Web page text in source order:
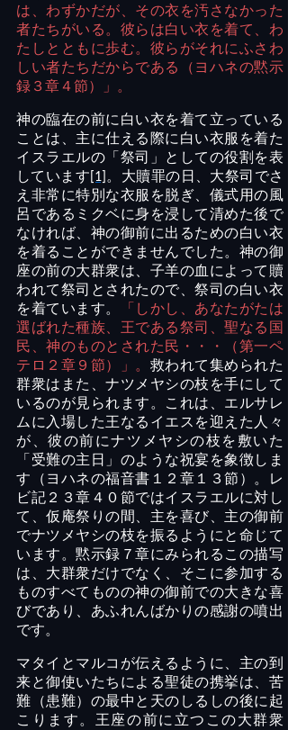
は、わずかだが、その衣を汚さなかった
者たちがいる。彼らは白い衣を着て、わ
たしとともに歩む。彼らがそれにふさわ
しい者たちだからである（ヨハネの黙示
録３章４節）」。
神の臨在の前に白い衣を着て立っている
ことは、主に仕える際に白い衣服を着た
イスラエルの「祭司」としての役割を表
しています [1] 。大贖罪の日、大祭司でさ
え非常に特別な衣服を脱ぎ、儀式用の風
呂であるミクベに身を浸して清めた後で
なければ、神の御前に出るための白い衣
を着ることができませんでした。神の御
座の前の大群衆は、子羊の血によって贖
われて祭司とされたので、祭司の白い衣
を着ています。
「しかし、あなたがたは
選ばれた種族、王である祭司、聖なる国
民、神のものとされた民・・・（第一ペ
テロ２章９節）」。 救われて集められた
群衆はまた、ナツメヤシの枝を手にして
いるのが見られます。これは、エルサレ
ムに入場した王なるイエスを迎えた人々
が、彼の前にナツメヤシの枝を敷いた
「受難の主日」のような祝宴を象徴しま
す（ヨハネの福音書１２章１３節）。レ
ビ記２３章４０節ではイスラエルに対し
て、仮庵祭りの間、主を喜び、主の御前
でナツメヤシの枝を振るようにと命じて
います。黙示録７章にみられるこの描写
は、大群衆だけでなく、そこに参加する
ものすべてものの神の御前での大きな喜
びであり、あふれんばかりの感謝の噴出
です。
マタイとマルコが伝えるように、主の到
来と御使いたちによる聖徒の携挙は、苦
難（患難）の最中と天のしるしの後に起
こります。王座の前に立つこの大群衆